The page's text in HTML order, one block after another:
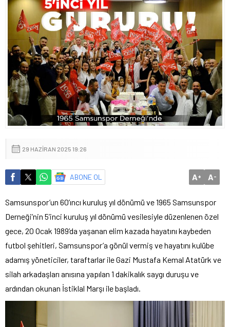
29 HAZIRAN 2025 19:26
ABONE OL A+ A-
Samsunspor’un 60’ıncı kuruluş yıl dönümü ve 1965 Samsunspor
Derneği’nin 5’inci kuruluş yıl dönümü vesilesiyle düzenlenen özel
gece, 20 Ocak 1989’da yaşanan elim kazada hayatını kaybeden
futbol şehitleri, Samsunspor’a gönül vermiş ve hayatını kulübe
adamış yöneticiler, taraftarlar ile Gazi Mustafa Kemal Atatürk ve
silah arkadaşları anısına yapılan 1 dakikalık saygı duruşu ve
ardından okunan İstiklal Marşı ile başladı.